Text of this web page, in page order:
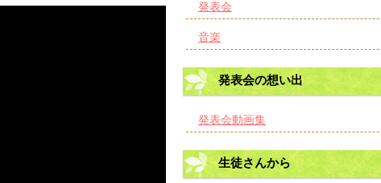
発表会
音楽
発表会の想い出
発表会動画集
生徒さんから